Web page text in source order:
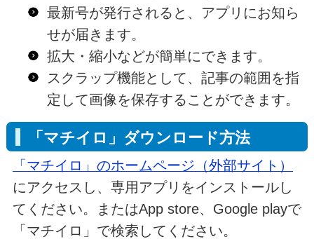
最新号が発行されると、アプリにお知ら
せが届きます。
拡大・縮小などが簡単にできます。
スクラップ機能として、記事の範囲を指
定して画像を保存することができます。
「マチイロ」ダウンロード方法
「マチイロ」のホームページ（外部サイト）
にアクセスし、専用アプリをインストールし
てください。またはApp store、Google playで
「マチイロ」で検索してください。